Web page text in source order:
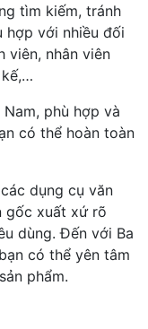
tìm kiếm, tránh
hợp với nhiều đối
viên, nhân viên
phù hợp và
có thể hoàn toàn
dụng cụ văn
gốc xuất xứ rõ
dùng. Đến với Ba
bạn có thể yên tâm
phẩm.